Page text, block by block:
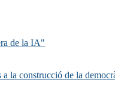
de la IA"
la construcció de la